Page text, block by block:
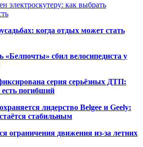
электроскутеру: как выбрать
когда отдых может стать
«Белпочты» сбил велосипедиста у
серия серьёзных ДТП:
погибший
лидерство Belgee и Geely:
стабильным
ограничения движения из-за летних